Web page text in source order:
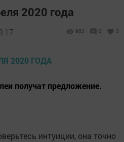
2020 года
963 0 0
получат предложение.
интуиции, она точно